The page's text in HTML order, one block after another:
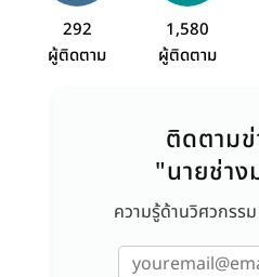
292
ผู้ติดตาม
1,580
ผู้ติดตาม
ติดตามข่
"นายช่าง
ความรู้ด้านวิศวกรร